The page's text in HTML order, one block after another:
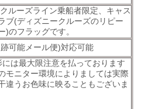
ルーズライン乗船者限定、キャス
ブ(ディズニークルーズのリピー
)のフラッグです。
可能メール便)対応可能
は最大限注意を払っております
モニター環境によりましては実際
違うお色味に映ることもございま